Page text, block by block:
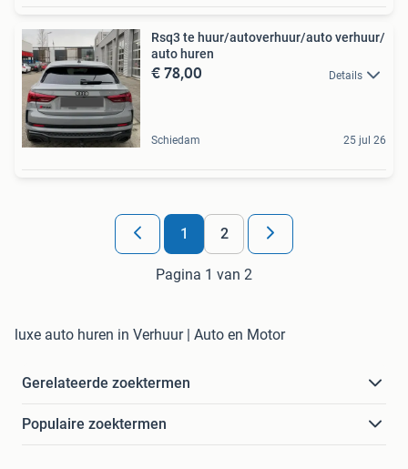
Rsq3 te huur/autoverhuur/auto verhuur/
auto huren
€ 78,00 Details
Schiedam 25 jul 26
1 2
Pagina 1 van 2
luxe auto huren in Verhuur | Auto en Motor
Gerelateerde zoektermen
Populaire zoektermen